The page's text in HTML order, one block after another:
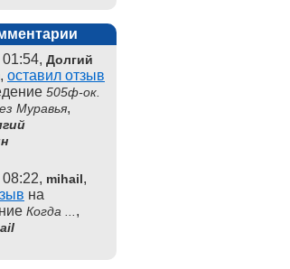
Долгий
, оставил отзыв
505ф-ок.
Муравья,
mihail,
на
Когда ... ,